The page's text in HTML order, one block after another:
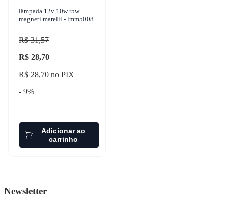
lâmpada 12v 10w r5w
magneti marelli - lmm5008
R$ 31,57
R$ 28,70
R$ 28,70 no PIX
- 9%
Adicionar ao
carrinho
Newsletter